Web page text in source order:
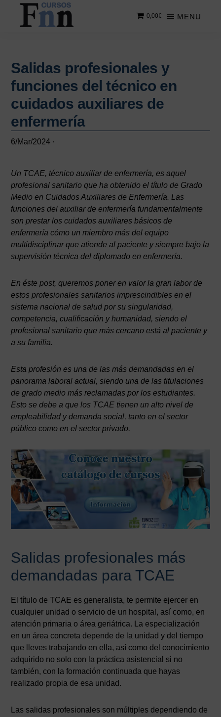
Saltar
contenido
Saltar
principal
online
MENU
0,00€
Salidas profesionales y
funciones del técnico en
cuidados auxiliares de
enfermería
6/Mar/2024 ·
Un TCAE, técnico auxiliar de enfermería, es aquel
profesional sanitario que ha obtenido el título de Grado
Medio en Cuidados Auxiliares de Enfermería. Las
funciones del auxiliar de enfermería fundamentalmente
son prestar los cuidados auxiliares básicos de
enfermería cómo un miembro más del equipo
multidisciplinar que atiende al paciente y siempre bajo la
supervisión técnica del diplomado en enfermería.
En éste post, queremos poner en valor la gran labor de
estos profesionales sanitarios imprescindibles en el
sistema nacional de salud por su singularidad,
competencia, cualificación y humanidad, siendo el
profesional sanitario que más cercano está al paciente y
a su familia.
Esta profesión es una de las más demandadas en el
panorama laboral actual, siendo una de las titulaciones
de grado medio más reclamadas por los estudiantes.
Esto se debe a que los TCAE tienen un alto nivel de
empleabilidad y demanda social, tanto en el sector
público como en el sector privado.
Salidas profesionales más
demandadas para TCAE
El título de TCAE es generalista, te permite ejercer en
cualquier unidad o servicio de un hospital, así como, en
atención primaria o área geriátrica. La especialización
en un área concreta depende de la unidad y del tiempo
que lleves trabajando en ella, así como del conocimiento
adquirido no solo con la práctica asistencial si no
también, con la formación continuada que hayas
realizado propia de esa unidad.
Las salidas profesionales son múltiples dependiendo de